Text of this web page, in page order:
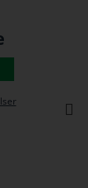
Der
stol min